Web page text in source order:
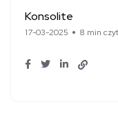
Konsolite
17-03-2025 8 min